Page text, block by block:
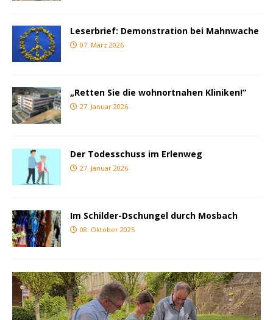
Leserbrief: Demonstration bei Mahnwache
07. März 2026
„Retten Sie die wohnortnahen Kliniken!“
27. Januar 2026
Der Todesschuss im Erlenweg
27. Januar 2026
Im Schilder-Dschungel durch Mosbach
08. Oktober 2025